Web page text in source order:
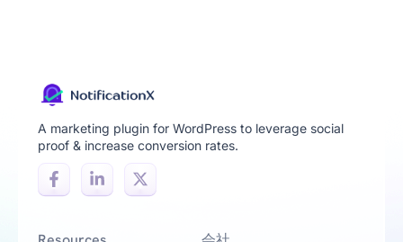
A marketing plugin for WordPress to leverage social
proof & increase conversion rates.